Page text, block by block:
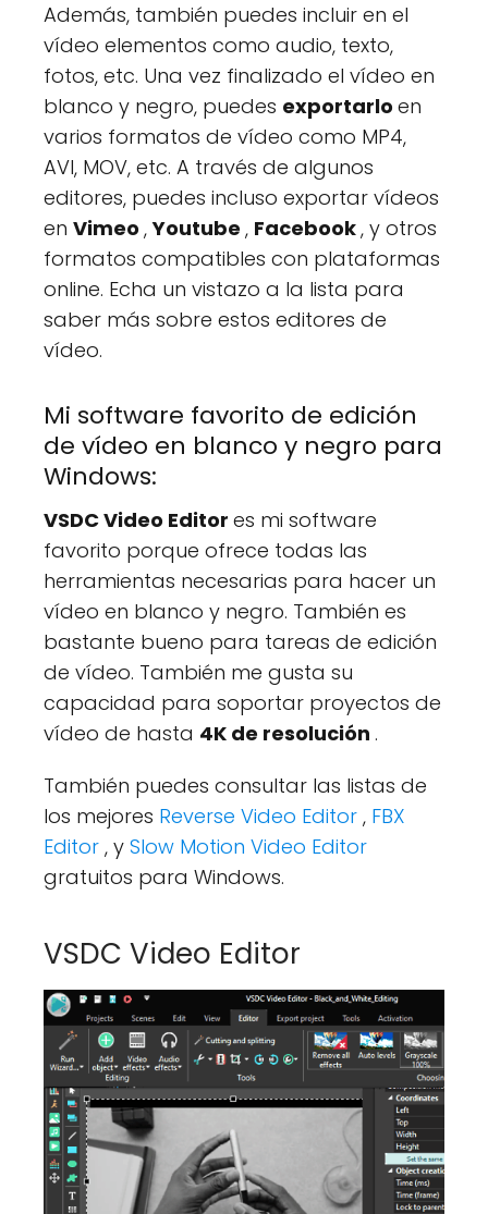
Además, también puedes incluir en el
vídeo elementos como audio, texto,
fotos, etc. Una vez finalizado el vídeo en
blanco y negro, puedes exportarlo en
varios formatos de vídeo como MP4,
AVI, MOV, etc. A través de algunos
editores, puedes incluso exportar vídeos
en Vimeo ,Youtube , Facebook, y otros
formatos compatibles con plataformas
online. Echa un vistazo a la lista para
saber más sobre estos editores de
vídeo.
Mi software favorito de edición
de vídeo en blanco y negro para
Windows:
VSDC Video Editor es mi software
favorito porque ofrece todas las
herramientas necesarias para hacer un
vídeo en blanco y negro. También es
bastante bueno para tareas de edición
de vídeo. También me gusta su
capacidad para soportar proyectos de
vídeo de hasta 4K de resolución .
También puedes consultar las listas de
los mejores Reverse Video Editor , FBX
Editor , y Slow Motion Video Editor
gratuitos para Windows.
VSDC Video Editor